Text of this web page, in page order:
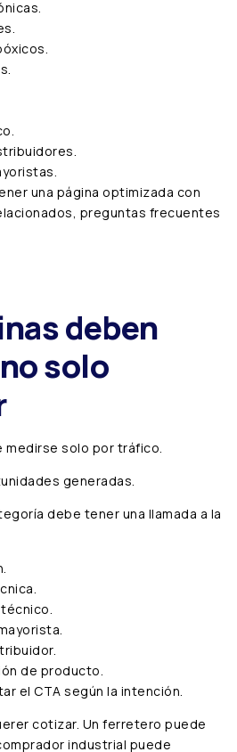
una página optimizada con
preguntas frecuentes
deben
solo
medirse solo por tráfico.
generadas.
debe tener una llamada a la
de producto.
el CTA según la intención.
cotizar. Un ferretero puede
industrial puede